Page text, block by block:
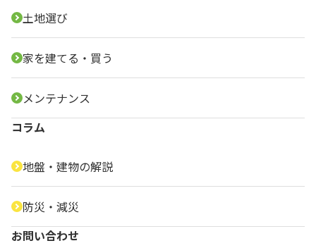
土地選び
家を建てる・買う
メンテナンス
コラム
地盤・建物の解説
防災・減災
お問い合わせ